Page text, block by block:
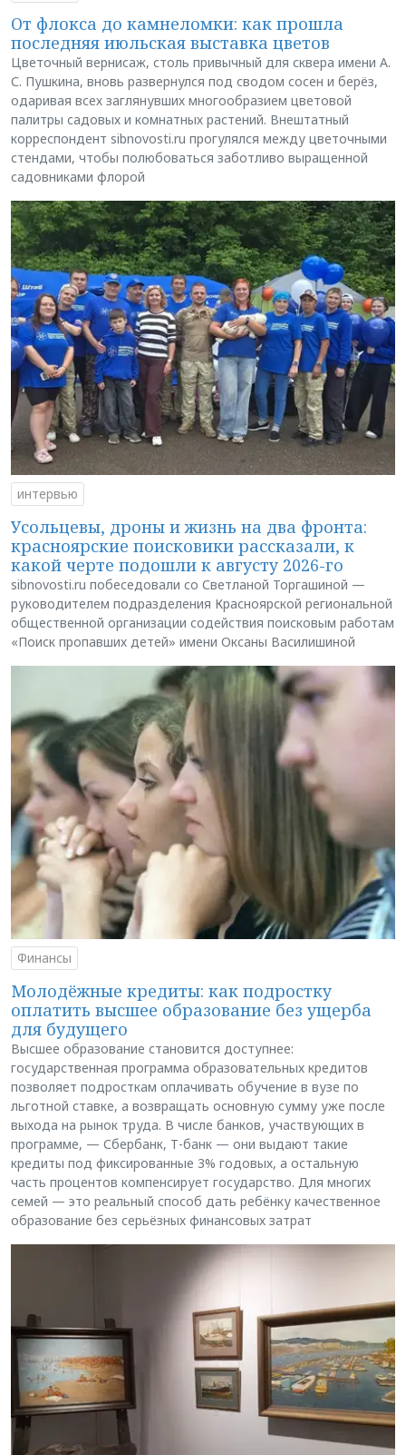
От флокса до камнеломки: как прошла
последняя июльская выставка цветов
Цветочный вернисаж, столь привычный для сквера имени А.
С. Пушкина, вновь развернулся под сводом сосен и берёз,
одаривая всех заглянувших многообразием цветовой
палитры садовых и комнатных растений. Внештатный
корреспондент sibnovosti.ru прогулялся между цветочными
стендами, чтобы полюбоваться заботливо выращенной
садовниками флорой
интервью
Усольцевы, дроны и жизнь на два фронта:
красноярские поисковики рассказали, к
какой черте подошли к августу 2026-го
sibnovosti.ru побеседовали со Светланой Торгашиной —
руководителем подразделения Красноярской региональной
общественной организации содействия поисковым работам
«Поиск пропавших детей» имени Оксаны Василишиной
Финансы
Молодёжные кредиты: как подростку
оплатить высшее образование без ущерба
для будущего
Высшее образование становится доступнее:
государственная программа образовательных кредитов
позволяет подросткам оплачивать обучение в вузе по
льготной ставке, а возвращать основную сумму уже после
выхода на рынок труда. В числе банков, участвующих в
программе, — Сбербанк, Т-банк — они выдают такие
кредиты под фиксированные 3% годовых, а остальную
часть процентов компенсирует государство. Для многих
семей — это реальный способ дать ребёнку качественное
образование без серьёзных финансовых затрат